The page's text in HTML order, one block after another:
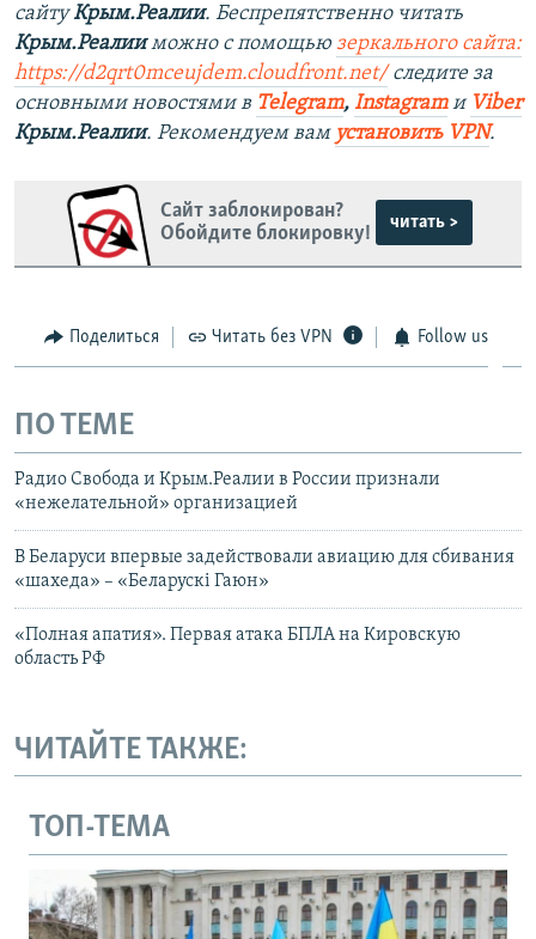
сайтуКрым.Реалии. Беспрепятственно читать
Крым.Реалииможно с помощью зеркального сайта:
https://d2qrt0mceujdem.cloudfront.net/следите за
основными новостями в Telegram, Instagramи Viber
Крым.Реалии. Рекомендуем вам установить VPN.
Сайт заблокирован?
Обойдите блокировку!
читать >
Поделиться Читать без VPN Follow us
ПО ТЕМЕ
Радио Свобода и Крым.Реалии в России признали
«нежелательной» организацией
В Беларуси впервые задействовали авиацию для сбивания
«шахеда» – «Беларускі Гаюн»
«Полная апатия». Первая атака БПЛА на Кировскую
область РФ
ЧИТАЙТЕ ТАКЖЕ:
ТОП-ТЕМА